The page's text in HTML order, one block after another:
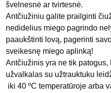
švelnesnė ar tvirtesnė.
Antčiužiniu galite prailginti
nedidelius miego pagrindo
paaukštinti lovą, pagerinti
sveikesnę miego aplinką!
Antčiužinis yra ne tik
užvalkalas su užtrauktuku
iki 40 ºC temperatūroje arba